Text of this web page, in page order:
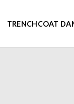
TRENCHCOAT